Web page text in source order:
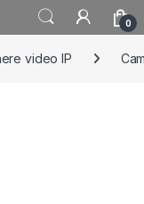
0
video IP